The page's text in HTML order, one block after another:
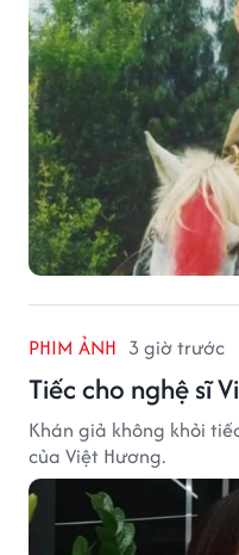
danh sách thừa kế khối
PHIM ẢNH 3 giờ trước
Tiếc cho nghệ sĩ
Khán giả không khỏi
của Việt Hương.